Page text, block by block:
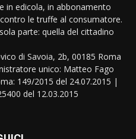
in edicola, in abbonamento
le truffe al consumatore.
parte: quella del cittadino
di Savoia, 2b, 00185 Roma
unico: Matteo Fago
149/2015 del 24.07.2015 |
del 12.03.2015